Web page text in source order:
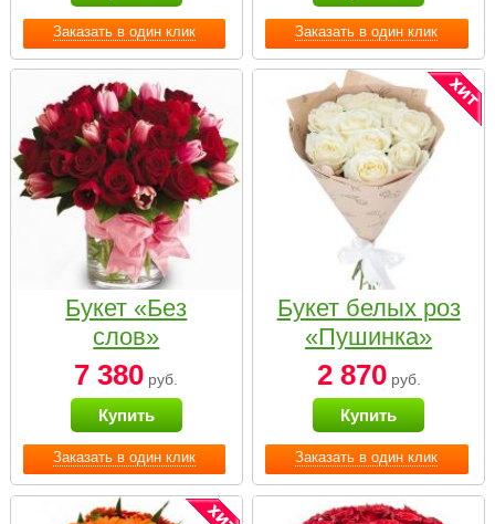
Заказать в один клик Заказать в один клик
Заказать в один клик
Букет «Без
слов»
7 380 руб.
Купить
Заказать в один клик
Букет белых роз
«Пушинка»
2 870руб.
Купить